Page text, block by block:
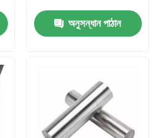
অনুসন্ধান পাঠান